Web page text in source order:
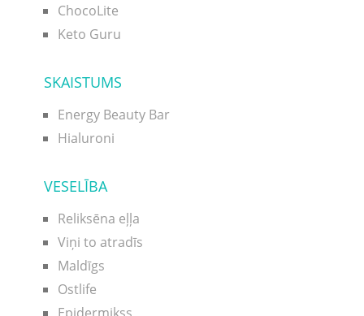
ChocoLite
Keto Guru
SKAISTUMS
Energy Beauty Bar
Hialuroni
VESELĪBA
Reliksēna eļļa
Viņi to atradīs
Maldīgs
Ostlife
Epidermikss